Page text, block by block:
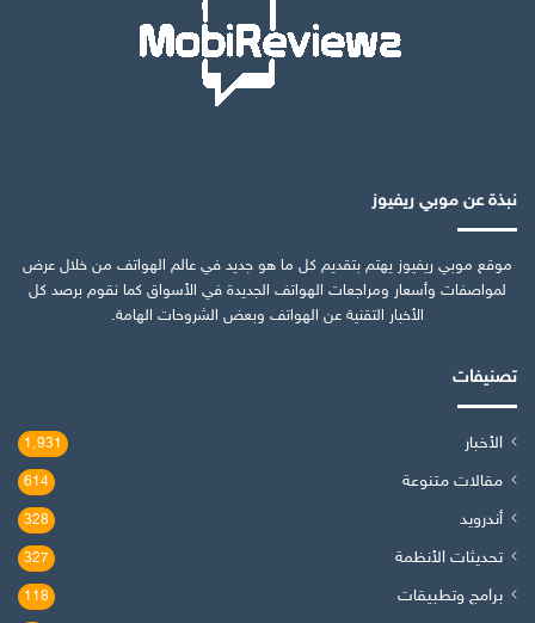
نبذة عن موبي ريفيوز
موقع موبي ريفيوز يهتم بتقديم كل ما هو جديد في عالم الهواتف من خلال عرض
لمواصفات وأسعار ومراجعات الهواتف الجديدة في الأسواق كما نقوم برصد كل
الأخبار التقنية عن الهواتف وبعض الشروحات الهامة.
تصنيفات
الأخبار 1٬931
مقالات متنوعة 614
أندرويد 328
تحديثات الأنظمة 327
برامج وتطبيقات 118